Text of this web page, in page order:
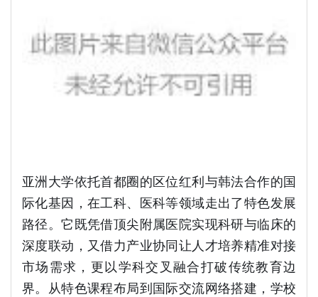
亚洲大学依托首都圈的区位红利与韩法合作的国
际化基因，在工科、医科等领域走出了特色发展
路径。它既凭借顶尖附属医院实现科研与临床的
深度联动，又借力产业协同让人才培养精准对接
市场需求，更以学科交叉融合打破传统教育边
界。从特色课程布局到国际交流网络搭建，学校